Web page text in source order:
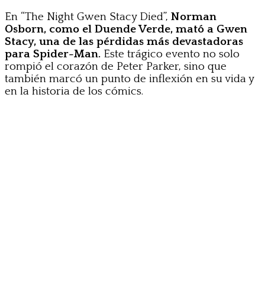
En “The Night Gwen Stacy Died”, Norman
Osborn, como el Duende Verde, mató a Gwen
Stacy, una de las pérdidas más devastadoras
para Spider-Man. Este trágico evento no solo
rompió el corazón de Peter Parker, sino que
también marcó un punto de inflexión en su vida y
en la historia de los cómics.